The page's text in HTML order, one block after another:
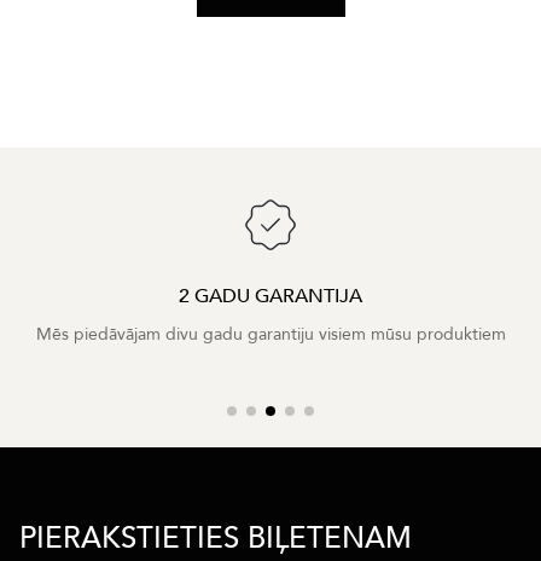
2 GADU GARANTIJA
Mēs piedāvājam divu gadu garantiju visiem mūsu produktiem
PIERAKSTIETIES BIĻETENAM